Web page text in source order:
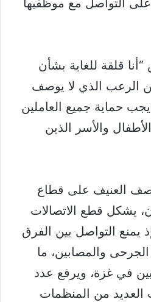
التواصل مع موظفيها
قلقة للغاية بشأن
الرعب الذي لا يوصف
حماية جميع العاملين
والأسر الذين
العنيف على قطاع
يشكل قطع الاتصالات
يمنع التواصل بين الفرق
والمصابين، ما
في غزة، ويرفع عدد
من المنظمات